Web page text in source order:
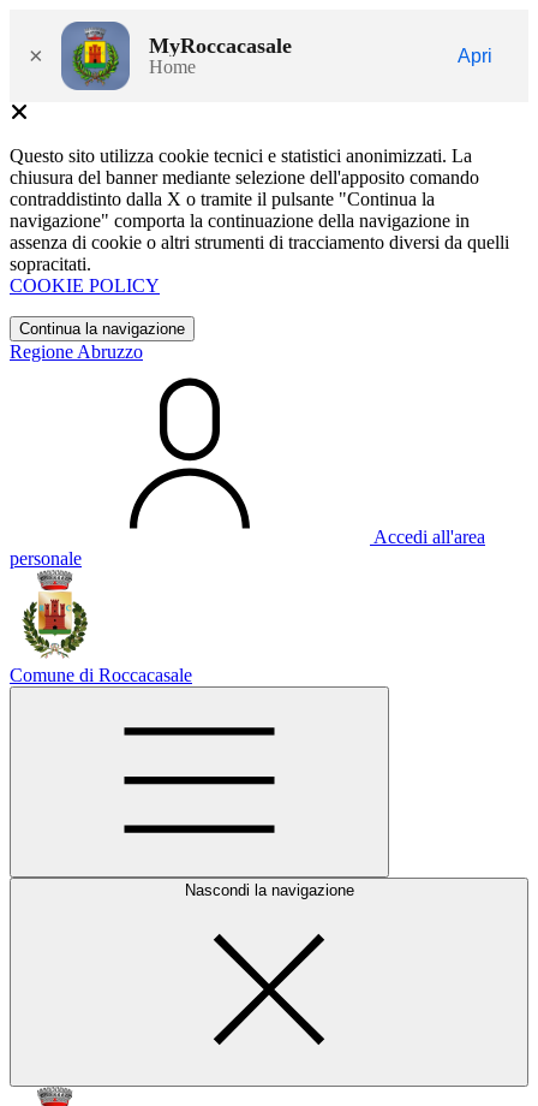
× MyRoccacasale
Home
Apri
Questo sito utilizza cookie tecnici e statistici anonimizzati. La
chiusura del banner mediante selezione dell'apposito comando
contraddistinto dalla X o tramite il pulsante "Continua la
navigazione" comporta la continuazione della navigazione in
assenza di cookie o altri strumenti di tracciamento diversi da quelli
sopracitati.
COOKIE POLICY
Continua la navigazione
Regione Abruzzo
Accedi all'area
personale
Comune di Roccacasale
Nascondi la navigazione